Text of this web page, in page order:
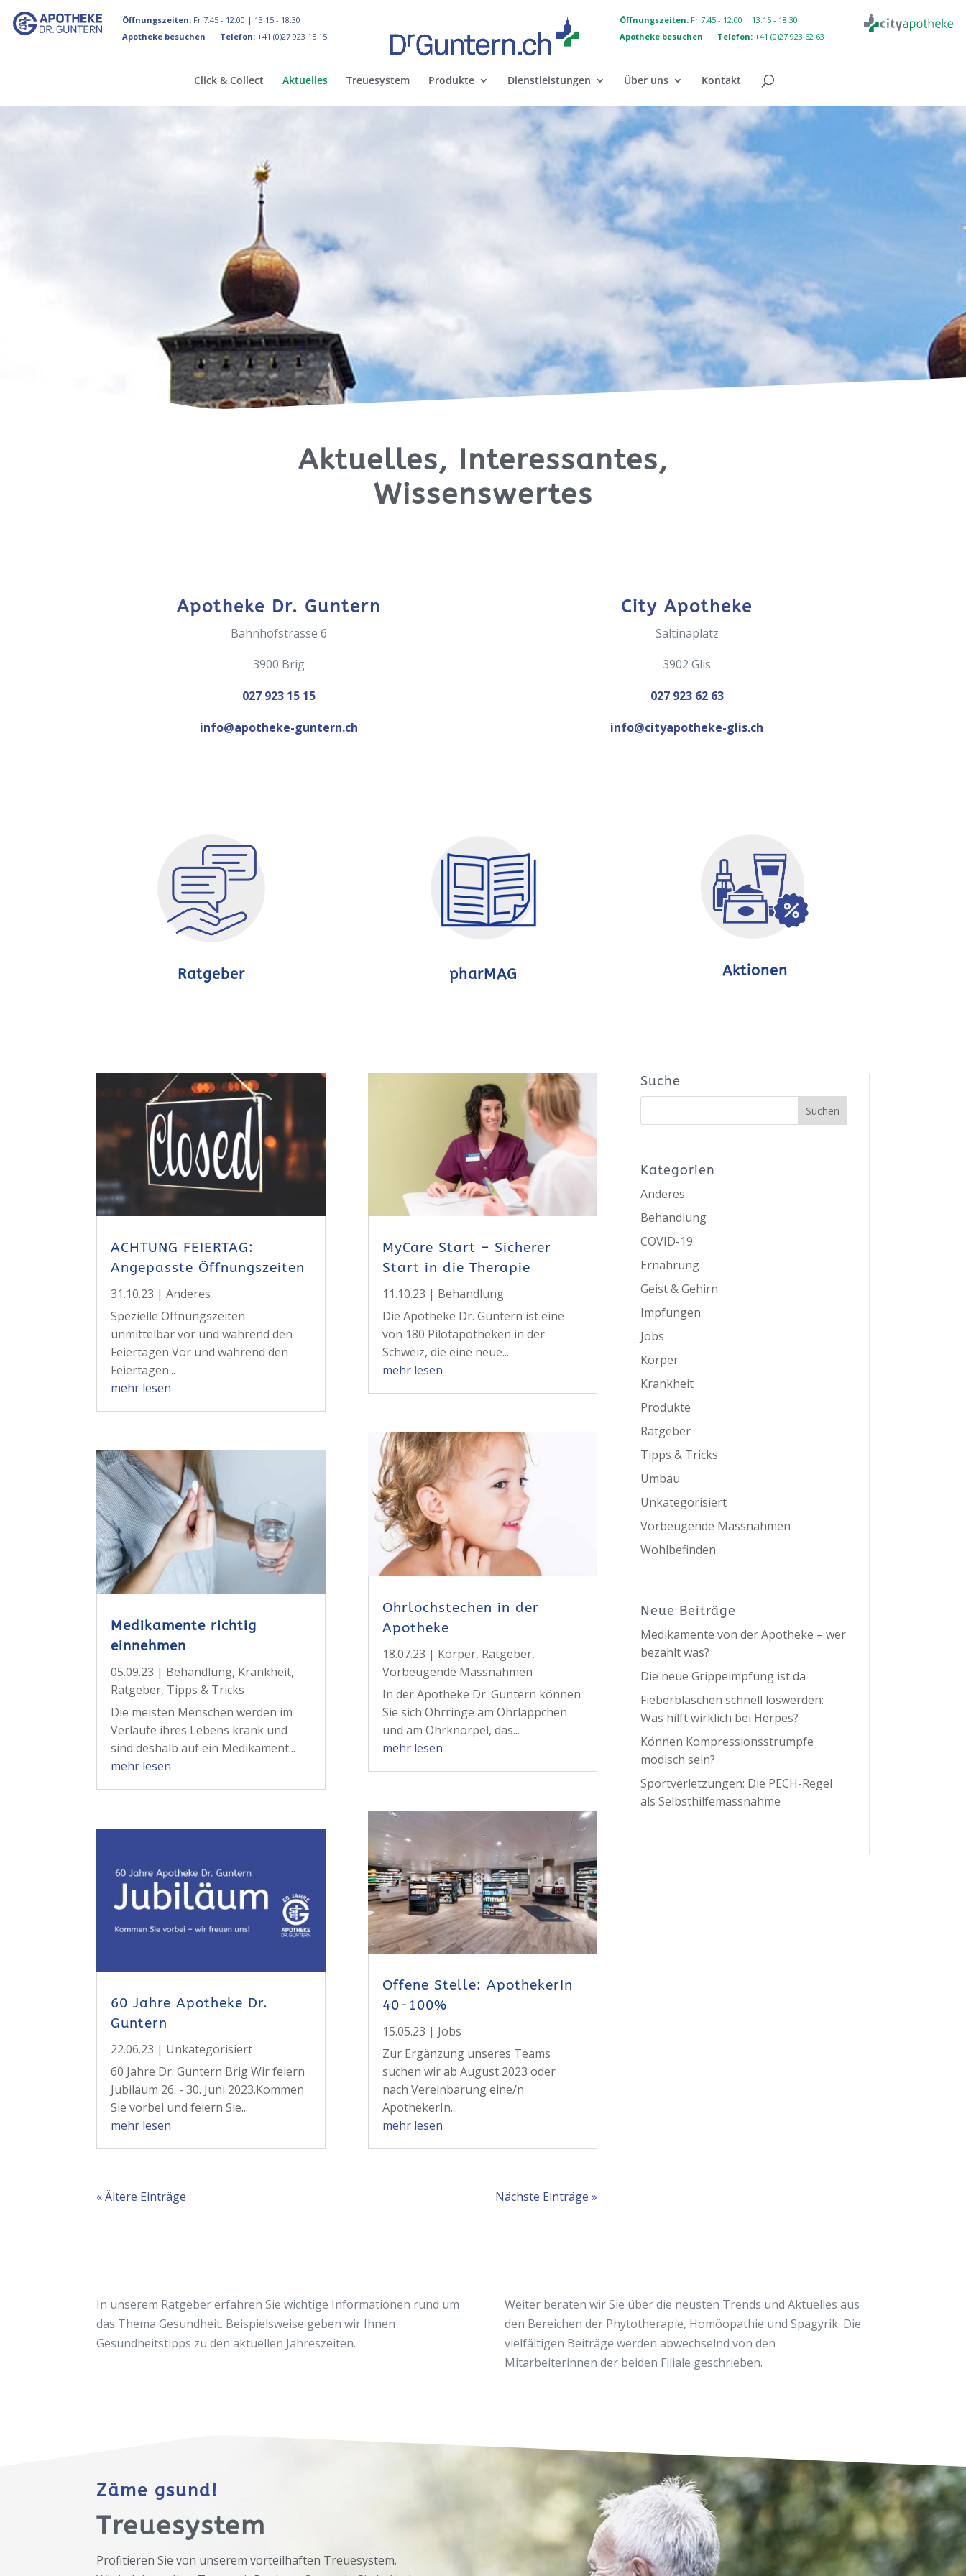
Click & Collect Aktuelles Treuesystem Produkte Dienstleistungen Über uns Kontakt
Öffnungszeiten: Fr 7:45 - 12:00 | 13:15 - 18:30
Apotheke besuchen
Telefon: +41 (0)27 923 15 15
Öffnungszeiten: Fr 7:45 - 12:00 | 13:15 - 18:30
Apotheke besuchen
Telefon: +41 (0)27 923 62 63
Aktuelles, Interessantes,
Wissenswertes
Apotheke Dr. Guntern
Bahnhofstrasse 6
3900 Brig
027 923 15 15
info@apotheke-guntern.ch
City Apotheke
Saltinaplatz
3902 Glis
027 923 62 63
info@cityapotheke-glis.ch
Ratgeber pharMAG Aktionen
ACHTUNG FEIERTAG:
Angepasste Öffnungszeiten
31.10.23 |Anderes
Spezielle Öffnungszeiten
unmittelbar vor und während den
Feiertagen Vor und während den
Feiertagen...
mehr lesen
Medikamente richtig
einnehmen
05.09.23 | Behandlung, Krankheit,
Ratgeber, Tipps & Tricks
Die meisten Menschen werden im
Verlaufe ihres Lebens krank und
sind deshalb auf ein Medikament...
mehr lesen
60 Jahre Apotheke Dr.
Guntern
22.06.23 | Unkategorisiert
60 Jahre Dr. Guntern Brig Wir feiern
Jubiläum 26. - 30. Juni 2023.Kommen
Sie vorbei und feiern Sie...
mehr lesen
MyCare Start – Sicherer
Start in die Therapie
11.10.23 | Behandlung
Die Apotheke Dr. Guntern ist eine
von 180 Pilotapotheken in der
Schweiz, die eine neue...
mehr lesen
Ohrlochstechen in der
Apotheke
18.07.23 | Körper, Ratgeber,
Vorbeugende Massnahmen
In der Apotheke Dr. Guntern können
Sie sich Ohrringe am Ohrläppchen
und am Ohrknorpel, das...
mehr lesen
Offene Stelle: ApothekerIn
40-100%
15.05.23 | Jobs
Zur Ergänzung unseres Teams
suchen wir ab August 2023 oder
nach Vereinbarung eine/n
ApothekerIn...
mehr lesen
« Ältere Einträge Nächste Einträge »
Suche
Kategorien
Anderes
Behandlung
COVID-19
Ernährung
Geist & Gehirn
Impfungen
Jobs
Körper
Krankheit
Produkte
Ratgeber
Tipps & Tricks
Umbau
Unkategorisiert
Vorbeugende Massnahmen
Wohlbefinden
Neue Beiträge
Medikamente von der Apotheke – wer
bezahlt was?
Die neue Grippeimpfung ist da
Fieberbläschen schnell loswerden:
Was hilft wirklich bei Herpes?
Können Kompressionsstrümpfe
modisch sein?
Sportverletzungen: Die PECH-Regel
als Selbsthilfemassnahme
In unserem Ratgeber erfahren Sie wichtige Informationen rund um
das Thema Gesundheit. Beispielsweise geben wir Ihnen
Gesundheitstipps zu den aktuellen Jahreszeiten.
Weiter beraten wir Sie über die neusten Trends und Aktuelles aus
den Bereichen der Phytotherapie, Homöopathie und Spagyrik. Die
vielfältigen Beiträge werden abwechselnd von den
Mitarbeiterinnen der beiden Filiale geschrieben.
Zäme gsund!
Treuesystem
Profitieren Sie von unserem vorteilhaften Treuesystem.